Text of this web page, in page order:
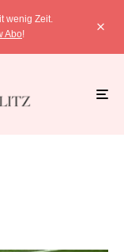
wenig Zeit.
Abo!